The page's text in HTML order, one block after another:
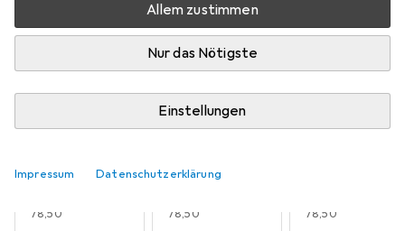
Allem zustimmen
Nur das Nötigste
Einstellungen
Impressum Datenschutzerklärung
Vergleichen Merken
EUR
78,50 EUR
78,50 EUR
78,50